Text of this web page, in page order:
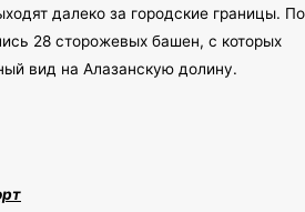
далеко за городские границы. По
28 сторожевых башен, с которых
вид на Алазанскую долину.